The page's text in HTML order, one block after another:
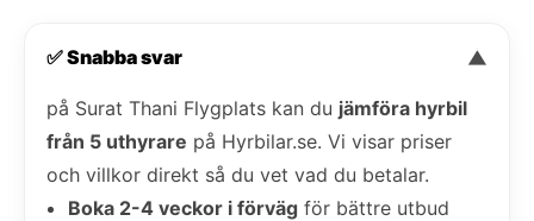
✅ Snabba svar ▼
på Surat Thani Flygplats kan du jämföra hyrbil
från 5 uthyrare på Hyrbilar.se. Vi visar priser
och villkor direkt så du vet vad du betalar.
Boka 2-4 veckor i förväg för bättre utbud